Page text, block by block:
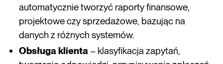
automatycznie tworzyć raporty finansowe,
projektowe czy sprzedażowe, bazując na
danych z różnych systemów.
Obsługa klienta– klasyfikacja zapytań,